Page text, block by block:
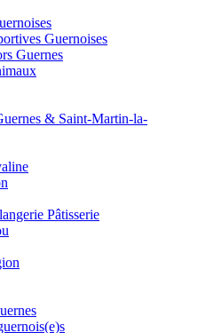
Guernoises
Guernes
& Saint-Martin-la-
Pâtisserie